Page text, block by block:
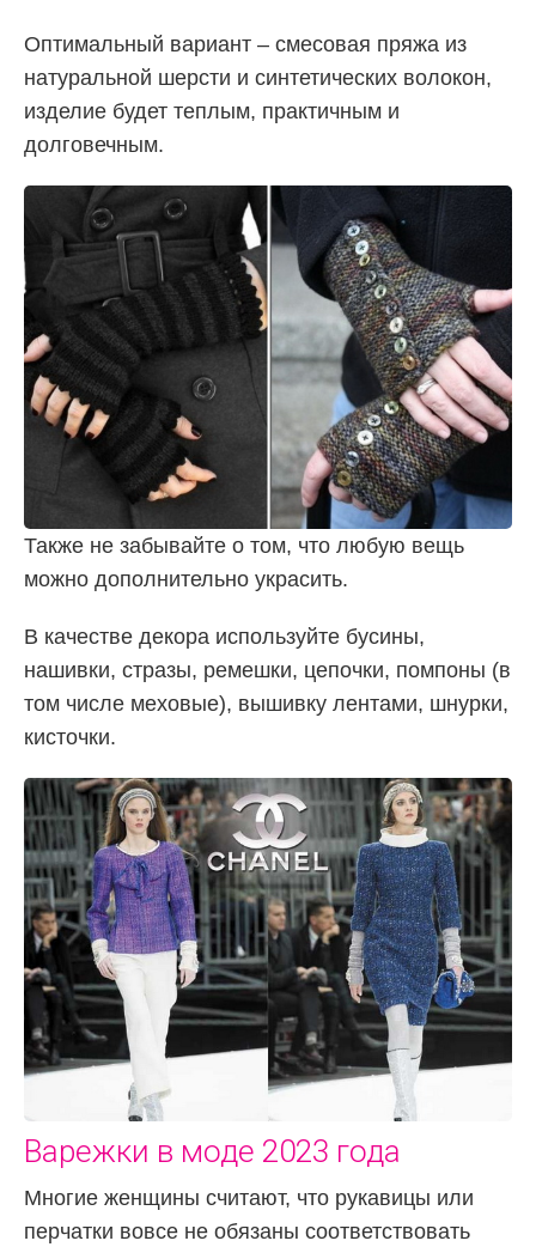
Оптимальный вариант – смесовая пряжа из
натуральной шерсти и синтетических волокон,
изделие будет теплым, практичным и
долговечным.
Также не забывайте о том, что любую вещь
можно дополнительно украсить.
В качестве декора используйте бусины,
нашивки, стразы, ремешки, цепочки, помпоны (в
том числе меховые), вышивку лентами, шнурки,
кисточки.
Варежки в моде 2023 года
Многие женщины считают, что рукавицы или
перчатки вовсе не обязаны соответствовать